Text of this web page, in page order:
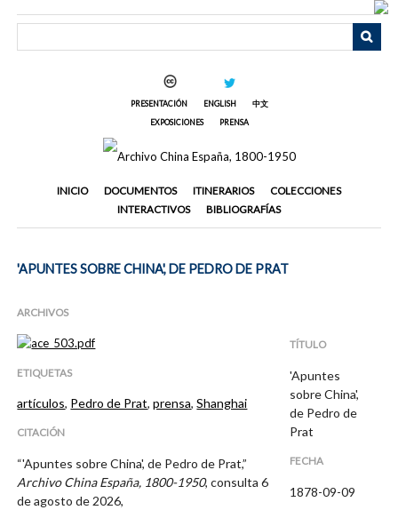
PRESENTACIÓN ENGLISH
中文
EXPOSICIONES
PRENSA
INICIO DOCUMENTOS ITINERARIOS
COLECCIONES
INTERACTIVOS
BIBLIOGRAFÍAS
'APUNTES SOBRE CHINA', DE PEDRO DE PRAT
ARCHIVOS
ETIQUETAS
artículos, Pedro de Prat,prensa,Shanghai
CITACIÓN
“'Apuntes sobre China', de Pedro de Prat,”
Archivo China España, 1800-1950, consulta 6
de agosto de 2026,
TÍTULO
'Apuntes
sobre China',
de Pedro de
Prat
FECHA
1878-09-09